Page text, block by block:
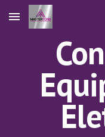
Skip to main content